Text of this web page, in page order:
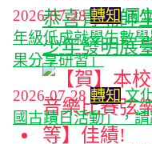
恭喜青埔師
少年發明展
2026-07-28轉知 國
年級低成就學生數
果分享研習」
2026-07-28 轉知 文
國古蹟日活動」，